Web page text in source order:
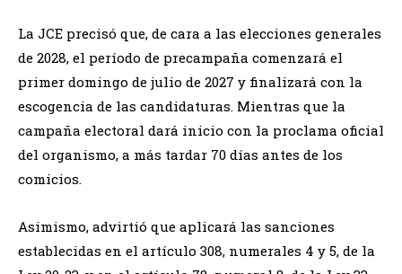
La JCE precisó que, de cara a las elecciones generales
de 2028, el período de precampaña comenzará el
primer domingo de julio de 2027 y finalizará con la
escogencia de las candidaturas. Mientras que la
campaña electoral dará inicio con la proclama oficial
del organismo, a más tardar 70 días antes de los
comicios.
Asimismo, advirtió que aplicará las sanciones
establecidas en el artículo 308, numerales 4 y 5, de la